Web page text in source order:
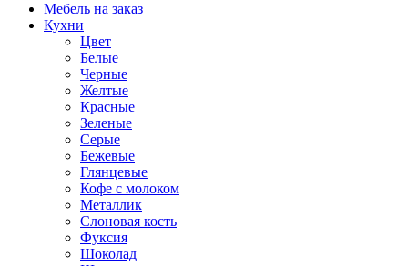
Мебель на заказ
Кухни
Цвет
Белые
Черные
Желтые
Красные
Зеленые
Серые
Бежевые
Глянцевые
Кофе с молоком
Металлик
Слоновая кость
Фуксия
Шоколад